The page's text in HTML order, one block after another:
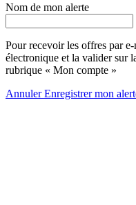
Nom de mon alerte
Pour recevoir les offres par
électronique et la valider sur
rubrique « Mon compte »
AnnulerEnregistrer mon